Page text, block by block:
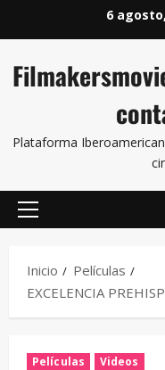
6
Plataforma
Inicio
Películas
EXCELENCIA
Películas Videos